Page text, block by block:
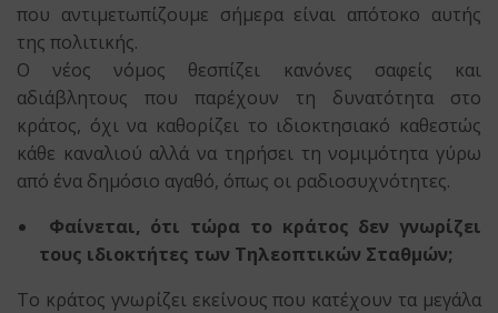
που αντιμετωπίζουμε σήμερα είναι απότοκο αυτής
της πολιτικής.
Ο νέος νόμος θεσπίζει κανόνες σαφείς και
αδιάβλητους που παρέχουν τη δυνατότητα στο
κράτος, όχι να καθορίζει το ιδιοκτησιακό καθεστώς
κάθε καναλιού αλλά να τηρήσει τη νομιμότητα γύρω
από ένα δημόσιο αγαθό, όπως οι ραδιοσυχνότητες.
Φαίνεται, ότι τώρα το κράτος δεν γνωρίζει
τους ιδιοκτήτες των Τηλεοπτικών Σταθμών;
Το κράτος γνωρίζει εκείνους που κατέχουν τα μεγάλα